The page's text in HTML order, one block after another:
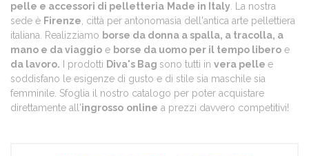
pelle e accessori di pelletteria Made in Italy . La nostra
sede è Firenze , città per antonomasia dell'antica arte pellettiera
italiana. Realizziamo borse da donna a spalla, a tracolla, a
mano e da viaggio e borse da uomo per il tempo libero e
da lavoro. I prodotti Diva's Bag sono tutti in vera pelle e
soddisfano le esigenze di gusto e di stile sia maschile sia
femminile. Sfoglia il nostro catalogo per poter acquistare
direttamente all'ingrosso online a prezzi davvero competitivi!